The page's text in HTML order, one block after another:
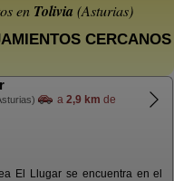
en Tolivia (Asturias)
CERCANOS
a 2,9 km de
El Llugar se encuentra en el